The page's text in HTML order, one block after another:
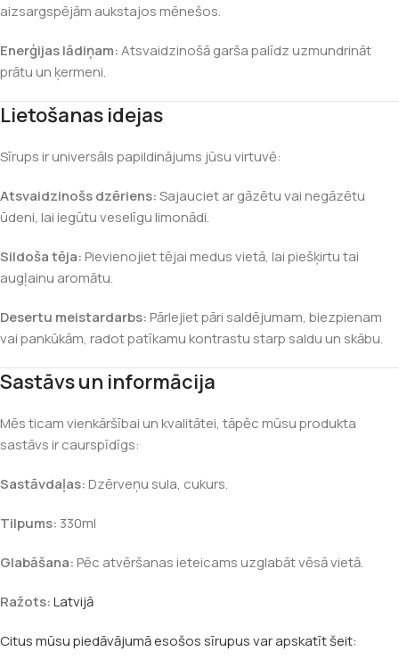
aizsargspējām aukstajos mēnešos.
Enerģijas lādiņam:Atsvaidzinošā garša palīdz uzmundrināt
prātu un ķermeni.
Lietošanas idejas
Sīrups ir universāls papildinājums jūsu virtuvē:
Atsvaidzinošs dzēriens:Sajauciet ar gāzētu vai negāzētu
ūdeni, lai iegūtu veselīgu limonādi.
Sildoša tēja:Pievienojiet tējai medus vietā, lai piešķirtu tai
augļainu aromātu.
Desertu meistardarbs:Pārlejiet pāri saldējumam, biezpienam
vai pankūkām, radot patīkamu kontrastu starp saldu un skābu.
Sastāvs un informācija
Mēs ticam vienkāršībai un kvalitātei, tāpēc mūsu produkta
sastāvs ir caurspīdīgs:
Sastāvdaļas:Dzērveņu sula, cukurs.
Tilpums: 330ml
Glabāšana:Pēc atvēršanas ieteicams uzglabāt vēsā vietā.
Ražots:Latvijā
Citus mūsu piedāvājumā esošos sīrupus var apskatīt šeit: